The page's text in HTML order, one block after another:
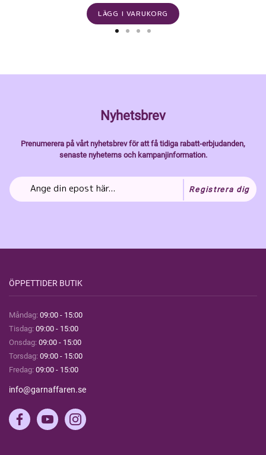
LÄGG I VARUKORG
Nyhetsbrev
Prenumerera på vårt nyhetsbrev för att få tidiga rabatt-erbjudanden,
senaste nyheterns och kampanjinformation.
Registrera dig
ÖPPETTIDER BUTIK
Måndag: 09:00 - 15:00
Tisdag: 09:00 - 15:00
Onsdag: 09:00 - 15:00
Torsdag: 09:00 - 15:00
Fredag: 09:00 - 15:00
info@garnaffaren.se